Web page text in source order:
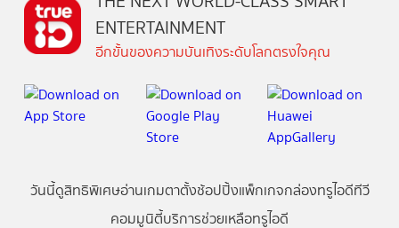
ENTERTAINMENT
อีกขั้นของความบันเทิงระดับโลกตรงใจคุณ
วันนี้ดูสิทธิพิเศษอ่านเกมตาตั้งช้อปปิ้งแพ็กเกจกล่องทรูไอดีทีวี
คอมมูนิตี้บริการช่วยเหลือทรูไอดี